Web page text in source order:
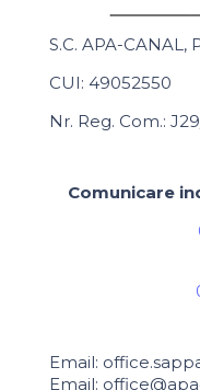
S.C. APA-CANAL,
CUI: 49052550
Nr. Reg. Com.:
Comunicare
Email:
Email: